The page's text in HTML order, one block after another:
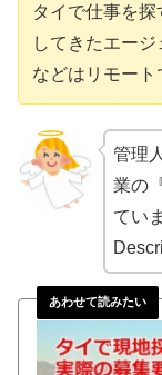
タイで仕事を
してきたエー
などはリモート
管理
業の
てい